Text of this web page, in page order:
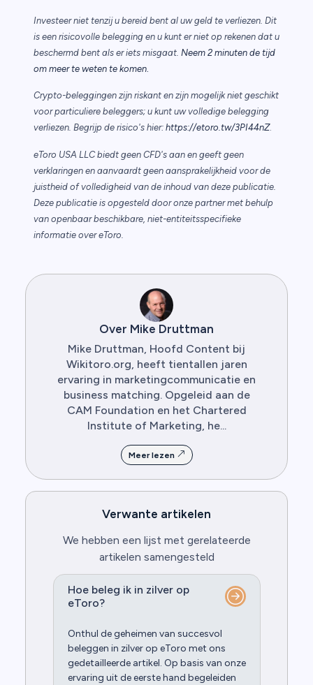
Investeer niet tenzij u bereid bent al uw geld te verliezen. Dit
is een risicovolle belegging en u kunt er niet op rekenen dat u
beschermd bent als er iets misgaat. Neem 2 minuten de tijd
om meer te weten te komen.
Crypto-beleggingen zijn riskant en zijn mogelijk niet geschikt
voor particuliere beleggers; u kunt uw volledige belegging
verliezen. Begrijp de risico's hier: https://etoro.tw/3PI44nZ.
eToro USA LLC biedt geen CFD's aan en geeft geen
verklaringen en aanvaardt geen aansprakelijkheid voor de
juistheid of volledigheid van de inhoud van deze publicatie.
Deze publicatie is opgesteld door onze partner met behulp
van openbaar beschikbare, niet-entiteitsspecifieke
informatie over eToro.
Over Mike Druttman
Mike Druttman, Hoofd Content bij
Wikitoro.org, heeft tientallen jaren
ervaring in marketingcommunicatie en
business matching. Opgeleid aan de
CAM Foundation en het Chartered
Institute of Marketing, he...
Meer lezen
Verwante artikelen
We hebben een lijst met gerelateerde
artikelen samengesteld
Hoe beleg ik in zilver op
eToro?
Onthul de geheimen van succesvol
beleggen in zilver op eToro met ons
gedetailleerde artikel. Op basis van onze
ervaring uit de eerste hand begeleiden